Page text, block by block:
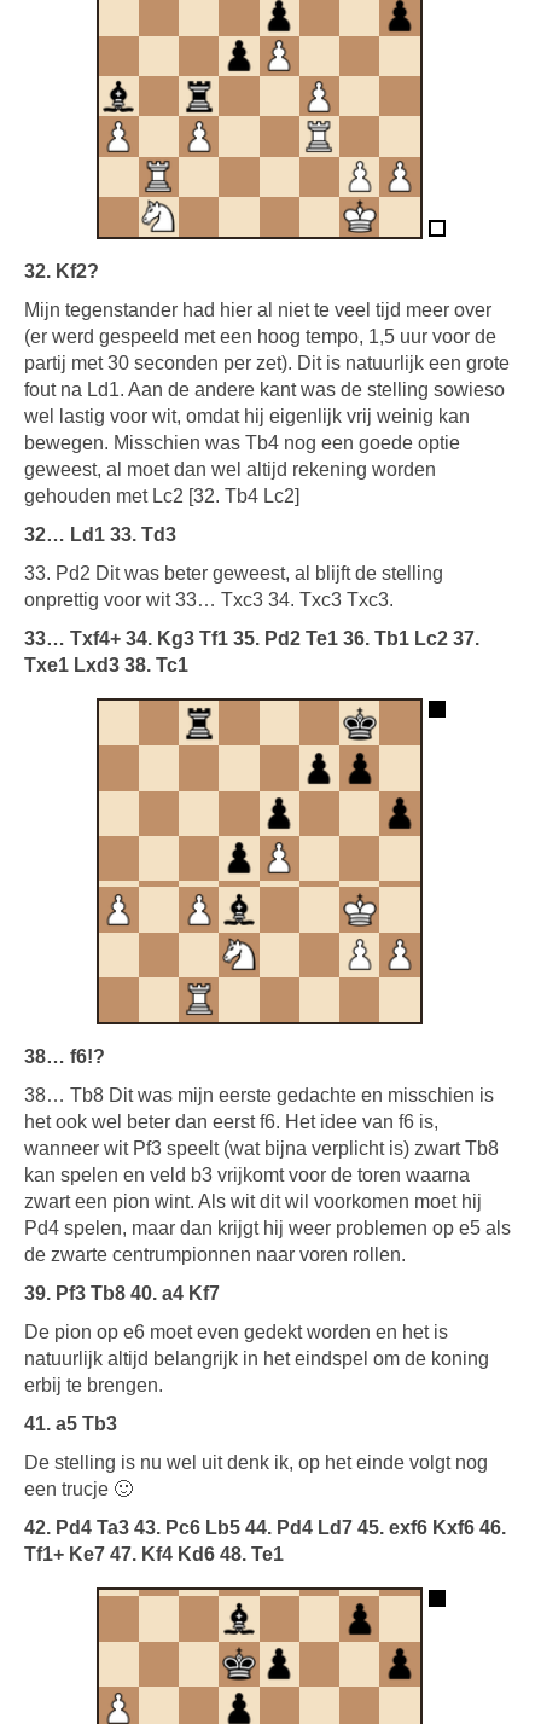
32. Kf2?
Mijn tegenstander had hier al niet te veel tijd meer over
(er werd gespeeld met een hoog tempo, 1,5 uur voor de
partij met 30 seconden per zet). Dit is natuurlijk een grote
fout na Ld1. Aan de andere kant was de stelling sowieso
wel lastig voor wit, omdat hij eigenlijk vrij weinig kan
bewegen. Misschien was Tb4 nog een goede optie
geweest, al moet dan wel altijd rekening worden
gehouden met Lc2 [32. Tb4 Lc2]
32… Ld1 33. Td3
33. Pd2 Dit was beter geweest, al blijft de stelling
onprettig voor wit 33… Txc3 34. Txc3 Txc3.
33… Txf4+ 34. Kg3 Tf1 35. Pd2 Te1 36. Tb1 Lc2 37.
Txe1 Lxd3 38. Tc1
38… f6!?
38… Tb8 Dit was mijn eerste gedachte en misschien is
het ook wel beter dan eerst f6. Het idee van f6 is,
wanneer wit Pf3 speelt (wat bijna verplicht is) zwart Tb8
kan spelen en veld b3 vrijkomt voor de toren waarna
zwart een pion wint. Als wit dit wil voorkomen moet hij
Pd4 spelen, maar dan krijgt hij weer problemen op e5 als
de zwarte centrumpionnen naar voren rollen.
39. Pf3 Tb8 40. a4 Kf7
De pion op e6 moet even gedekt worden en het is
natuurlijk altijd belangrijk in het eindspel om de koning
erbij te brengen.
41. a5 Tb3
De stelling is nu wel uit denk ik, op het einde volgt nog
een trucje 🙂
42. Pd4 Ta3 43. Pc6 Lb5 44. Pd4 Ld7 45. exf6 Kxf6 46.
Tf1+ Ke7 47. Kf4 Kd6 48. Te1